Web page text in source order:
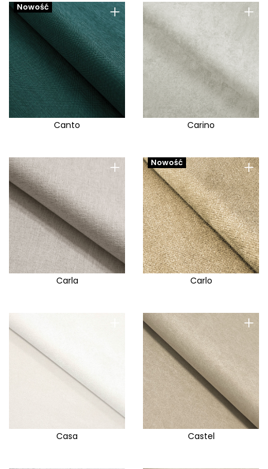
+
Nowość
Canto
+
Carino
+
Carla
+
Nowość
Carlo
Casa
+
Castel